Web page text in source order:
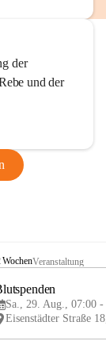
der
und der
Veranstaltung
Sa., 29. Aug., 07:00 -